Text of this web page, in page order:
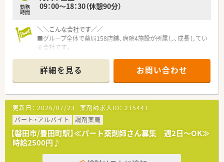
勤務
時間
09：00～18：30（休憩90分）
＼＼こんな会社です／／
■グループ全体で薬局158店舗、病院4施設が所属し、成長してい
る会社です。
域ケアモデルの提供を目指しています。
■同法人は浜松市・磐田市を中心に計9店舗を展開している調剤
薬局です。
■設備面への投資も惜しみなく実施されている、地元に根差した
地域密着型の調剤薬局チェーンです。
■屋号は「あるぷす薬局」で統一しておりますが、設立当初から
ある「あしたば薬局」と「馬郡薬局」だけは当時のままの薬局名で
営業しております。
■各店舗で電子化が進んでおり、本店は3階建てで3階には集合
研修室も完備しております。
■産休・育休の取得率、復帰率も高く女性も安心して活躍できる
詳細を見る お問い合わせ
更新日： 2026/07/23 薬剤師求人ID： 215441
パート・アルバイト
調剤薬局
【磐田市/豊田町駅】≪パート薬剤師さん募集 週2日～OK≫
時給2500円♪